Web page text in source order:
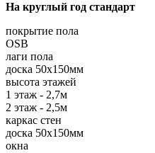
На круглый год стандарт
покрытие пола
OSB
лаги пола
доска 50х150мм
высота этажей
1 этаж - 2,7м
2 этаж - 2,5м
каркас стен
доска 50х150мм
окна